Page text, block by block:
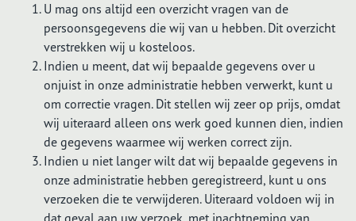
U mag ons altijd een overzicht vragen van de
persoonsgegevens die wij van u hebben. Dit overzicht
verstrekken wij u kosteloos.
Indien u meent, dat wij bepaalde gegevens over u
onjuist in onze administratie hebben verwerkt, kunt u
om correctie vragen. Dit stellen wij zeer op prijs, omdat
wij uiteraard alleen ons werk goed kunnen dien, indien
de gegevens waarmee wij werken correct zijn.
Indien u niet langer wilt dat wij bepaalde gegevens in
onze administratie hebben geregistreerd, kunt u ons
verzoeken die te verwijderen. Uiteraard voldoen wij in
dat geval aan uw verzoek, met inachtneming van